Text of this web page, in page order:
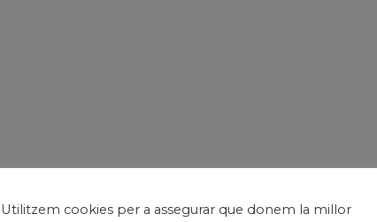
Utilitzem cookies per a assegurar que donem la millor